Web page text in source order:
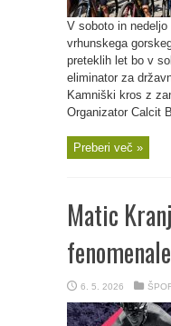
V soboto in
vrhunskega
preteklih let bo v
eliminator za
Kamniški kros z
Organizator Calcit
Preberi več »
Matic
6. 5. 2026